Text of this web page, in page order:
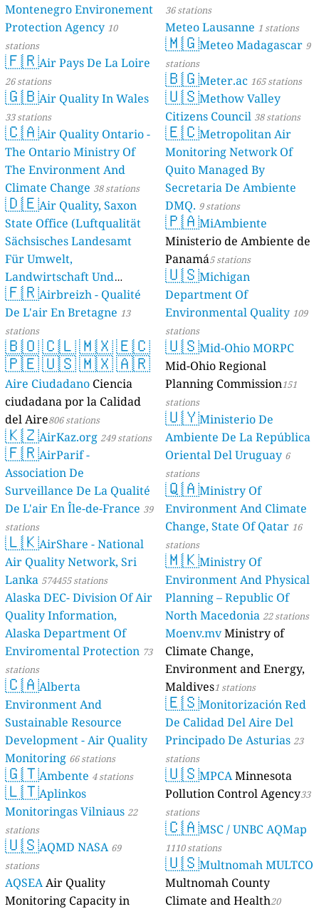
Montenegro Environement
Protection Agency 10
stations
🇫🇷Air Pays De La Loire
26 stations
🇬🇧Air Quality In Wales
33 stations
🇨🇦Air Quality Ontario -
The Ontario Ministry Of
The Environment And
Climate Change 38 stations
🇩🇪Air Quality, Saxon
State Office (Luftqualität
Sächsisches Landesamt
Für Umwelt,
Landwirtschaft Und
Geologie) 50 stations
🇫🇷Airbreizh - Qualité
De L'air En Bretagne 13
stations
🇧🇴🇨🇱🇲🇽🇪🇨
🇵🇪🇺🇸🇲🇽🇦🇷
Aire Ciudadano Ciencia
ciudadana por la Calidad
del Aire806 stations
🇰🇿AirKaz.org 249 stations
🇫🇷AirParif -
Association De
Surveillance De La Qualité
De L'air En Île-de-France 39
stations
🇱🇰AirShare - National
Air Quality Network, Sri
Lanka 574455 stations
Alaska DEC- Division Of Air
Quality Information,
Alaska Department Of
Enviromental Protection 73
stations
🇨🇦Alberta
Environment And
Sustainable Resource
Development - Air Quality
Monitoring 66 stations
🇬🇹Ambente 4 stations
🇱🇹Aplinkos
Monitoringas Vilniaus 22
stations
🇺🇸AQMD NASA 69
stations
AQSEAAir Quality
Monitoring Capacity in
36 stations
Meteo Lausanne 1 stations
🇲🇬Meteo Madagascar 9
stations
🇧🇬Meter.ac 165 stations
🇺🇸Methow Valley
Citizens Council 38 stations
🇪🇨Metropolitan Air
Monitoring Network Of
Quito Managed By
Secretaria De Ambiente
DMQ. 9 stations
🇵🇦MiAmbiente
Ministerio de Ambiente de
Panamá5 stations
🇺🇸Michigan
Department Of
Environmental Quality 109
stations
🇺🇸Mid-Ohio MORPC
Mid-Ohio Regional
Planning Commission151
stations
🇺🇾Ministerio De
Ambiente De La República
Oriental Del Uruguay 6
stations
🇶🇦Ministry Of
Environment And Climate
Change, State Of Qatar 16
stations
🇲🇰Ministry Of
Environment And Physical
Planning – Republic Of
North Macedonia 22 stations
Moenv.mvMinistry of
Climate Change,
Environment and Energy,
Maldives1 stations
🇪🇸Monitorización Red
De Calidad Del Aire Del
Principado De Asturias 23
stations
🇺🇸MPCAMinnesota
Pollution Control Agency33
stations
🇨🇦MSC / UNBC AQMap
1110 stations
🇺🇸Multnomah MULTCO
Multnomah County
Climate and Health20